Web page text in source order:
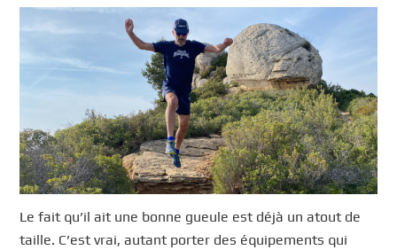
Le fait qu’il ait une bonne gueule est déjà un atout de
taille. C’est vrai, autant porter des équipements qui